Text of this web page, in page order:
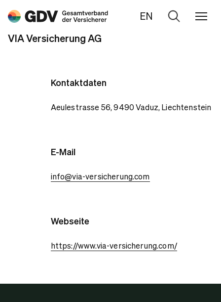
EN
Zur
VIA Versicherung AG
Kontaktdaten
Aeulestrasse 56, 9490 Vaduz, Liechtenstein
E-Mail
info@via-versicherung.com
Webseite
https://www.via-versicherung.com/